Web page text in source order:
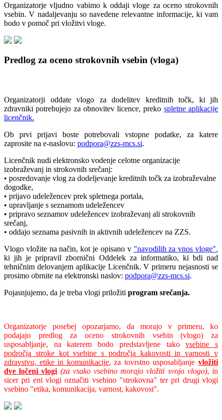
Organizatorje vljudno vabimo k oddaji vloge za oceno strokovnih
vsebin. V nadaljevanju so navedene relevantne informacije, ki vam
bodo v pomoč pri vložitvi vloge.
Predlog za oceno strokovnih vsebin (vloga)
Organizatorji oddate vlogo za dodelitev kreditnih točk, ki jih
zdravniki potrebujejo za obnovitev licence, preko spletne aplikacije
licenčnik.
Ob prvi prijavi boste potrebovali vstopne podatke, za katere
zaprosite na e-naslovu: podpora@zzs-mcs.si.
Licenčnik nudi elektronsko vodenje celotne organizacije
izobraževanj in strokovnih srečanj:
• posredovanje vlog za dodeljevanje kreditnih točk za izobraževalne
dogodke,
• prijavo udeležencev prek spletnega portala,
• upravljanje s seznamom udeležencev
• pripravo seznamov udeležencev izobraževanj ali strokovnih
srečanj,
• oddajo seznama pasivnih in aktivnih udeležencev na ZZS.
Vlogo vložite na način, kot je opisano v "navodilih za vnos vloge"
ki jih je pripravil zbornični Oddelek za informatiko, ki bdi nad
tehničnim delovanjem aplikacije Licenčnik. V primeru nejasnosti se
prosimo obrnite na elektronski naslov: podpora@zzs-mcs.si.
Pojasnjujemo, da je treba vlogi priložiti program srečanja.
Organizatorje posebej opozarjamo, da morajo v primeru, ko
podajajo predlog za oceno strokovnih vsebin (vlogo) za
usposabljanje, na katerem bodo predstavljene takovsebine s
področja stroke kot vsebine s področja kakovosti in varnosti v
zdravstvu, etike in komunikacije, za tovrstno usposabljanjevložiti
dve ločeni vlogi (za vsako vsebino morajo vložiti svojo vlogo), in
sicer pri eni vlogi označiti vsebino "strokovna" ter pri drugi vlogi
vsebino "etika, komunikacija, varnost, kakovost".